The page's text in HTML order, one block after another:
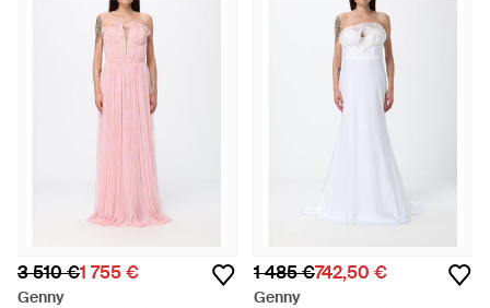
3 510 €1 755 €
Genny
1 485 €742,50 €
Genny